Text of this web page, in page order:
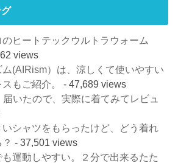
ヒートテックウルトラウォーム
views
(AIRism）は、涼しくて使いやすい
もご紹介。
- 47,689 views
いたので、実際に着てみてレビュ
シャツをもらったけど、どう着れ
- 37,501 views
運動しやすい。２分で出来るたた